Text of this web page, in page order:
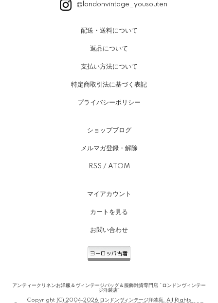
@londonvintage_yousouten
配送・送料について
返品について
支払い方法について
特定商取引法に基づく表記
プライバシーポリシー
ショップブログ
メルマガ登録・解除
RSS / ATOM
マイアカウント
カートを見る
お問い合わせ
アンティークリネンお洋服＆ヴィンテージバッグ＆服飾雑貨専門店 *ロンドンヴィンテー
ジ洋装店*
Copyright (C) 2004-2026 ロンドンヴィンテージ洋装店. All Rights